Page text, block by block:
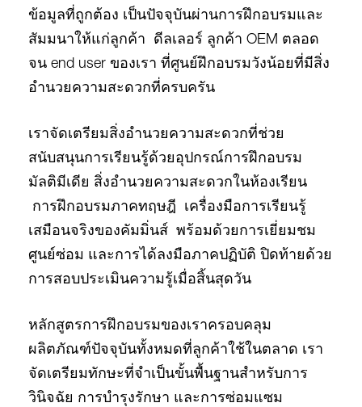
ข้อมูลที่ถูกต้อง เป็นปัจจุบันผ่านการฝึกอบรมและ
สัมมนาให้แก่ลูกค้า ดีลเลอร์ ลูกค้า OEM ตลอด
จน end user ของเรา ที่ศูนย์ฝึกอบรมวังน้อยที่มีสิ่ง
อำนวยความสะดวกที่ครบครัน
เราจัดเตรียมสิ่งอำนวยความสะดวกที่ช่วย
สนับสนุนการเรียนรู้ด้วยอุปกรณ์การฝึกอบรม
มัลติมีเดีย สิ่งอำนวยความสะดวกในห้องเรียน
การฝึกอบรมภาคทฤษฎี เครื่องมือการเรียนรู้
เสมือนจริงของคัมมิ่นส์ พร้อมด้วยการเยี่ยมชม
ศูนย์ซ่อม และการได้ลงมือภาคปฏิบัติ ปิดท้ายด้วย
การสอบประเมินความรู้เมื่อสิ้นสุดวัน
หลักสูตรการฝึกอบรมของเราครอบคลุม
ผลิตภัณฑ์ปัจจุบันทั้งหมดที่ลูกค้าใช้ในตลาด เรา
จัดเตรียมทักษะที่จำเป็นขั้นพื้นฐานสำหรับการ
วินิจฉัย การบำรุงรักษา และการซ่อมแซม